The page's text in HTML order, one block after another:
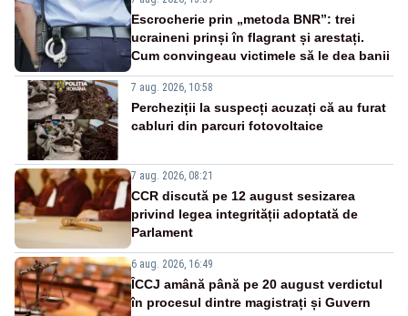
Escrocherie prin „metoda BNR”: trei
ucraineni prinși în flagrant și arestați.
Cum convingeau victimele să le dea banii
7 aug. 2026, 10:58
Percheziții la suspecți acuzați că au furat
cabluri din parcuri fotovoltaice
7 aug. 2026, 08:21
CCR discută pe 12 august sesizarea
privind legea integrității adoptată de
Parlament
6 aug. 2026, 16:49
ÎCCJ amână până pe 20 august verdictul
în procesul dintre magistrați și Guvern